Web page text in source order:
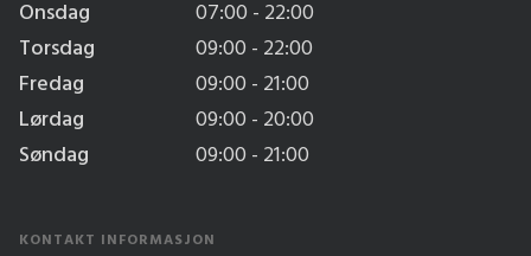
Onsdag
07:00 - 22:00
Torsdag
09:00 - 22:00
Fredag
09:00 - 21:00
Lørdag
09:00 - 20:00
Søndag
09:00 - 21:00
KONTAKT INFORMASJON